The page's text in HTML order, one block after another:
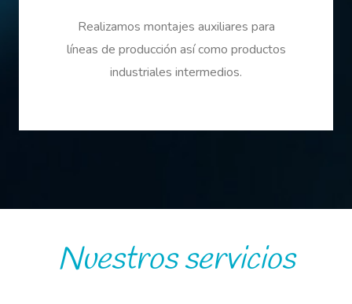
Realizamos montajes auxiliares para
líneas de producción así como productos
industriales intermedios.
Nuestros servicios